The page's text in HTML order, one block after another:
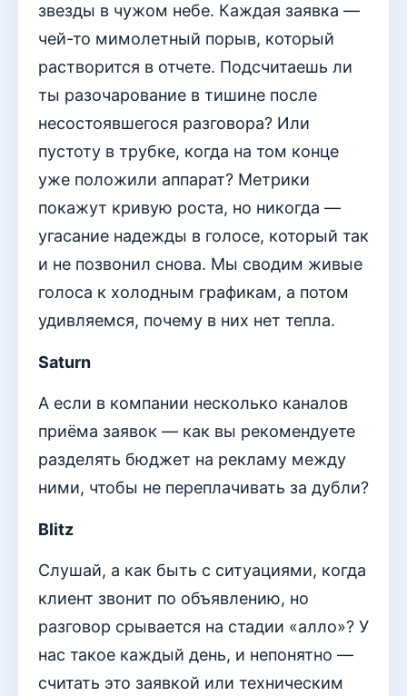
звезды в чужом небе. Каждая заявка —
чей-то мимолетный порыв, который
растворится в отчете. Подсчитаешь ли
ты разочарование в тишине после
несостоявшегося разговора? Или
пустоту в трубке, когда на том конце
уже положили аппарат? Метрики
покажут кривую роста, но никогда —
угасание надежды в голосе, который так
и не позвонил снова. Мы сводим живые
голоса к холодным графикам, а потом
удивляемся, почему в них нет тепла.
Saturn
А если в компании несколько каналов
приёма заявок — как вы рекомендуете
разделять бюджет на рекламу между
ними, чтобы не переплачивать за дубли?
Blitz
Слушай, а как быть с ситуациями, когда
клиент звонит по объявлению, но
разговор срывается на стадии «алло»? У
нас такое каждый день, и непонятно —
считать это заявкой или техническим